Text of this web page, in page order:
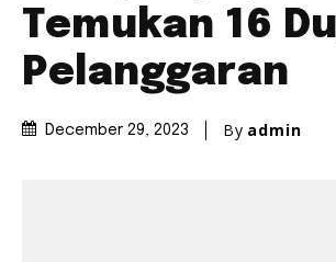
Temukan 16
Pelanggaran
December 29, 2023 By admin